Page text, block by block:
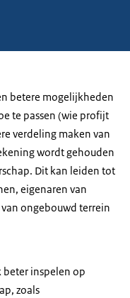
betere mogelijkheden
te passen (wie profijt
verdeling maken van
wordt gehouden
Dit kan leiden tot
eigenaren van
ongebouwd terrein
inspelen op
zoals